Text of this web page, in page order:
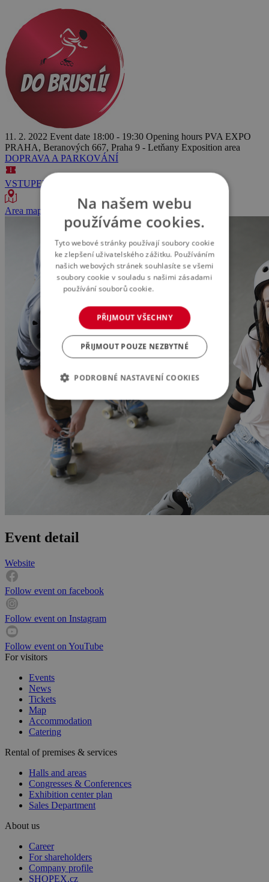
11. 2. 2022 Event date 18:00 - 19:30 Opening hours PVA EXPO
PRAHA, Beranových 667, Praha 9 - Letňany Exposition area
DOPRAVA A PARKOVÁNÍ
VSTUPENKY
Area map
Event detail
Website
Follow event on facebook
Follow event on Instagram
Follow event on YouTube
For visitors
Events
News
Tickets
Map
Accommodation
Catering
Rental of premises & services
Halls and areas
Congresses & Conferences
Exhibition center plan
Sales Department
About us
Career
For shareholders
Company profile
SHOPEX.cz
Na našem webu
používáme cookies.
Tyto webové stránky používají soubory cookie
ke zlepšení uživatelského zážitku. Používáním
našich webových stránek souhlasíte se všemi
soubory cookie v souladu s našimi zásadami
používání souborů cookie.
PŘIJMOUT VŠECHNY
PŘIJMOUT POUZE NEZBYTNÉ
PODROBNÉ NASTAVENÍ COOKIES